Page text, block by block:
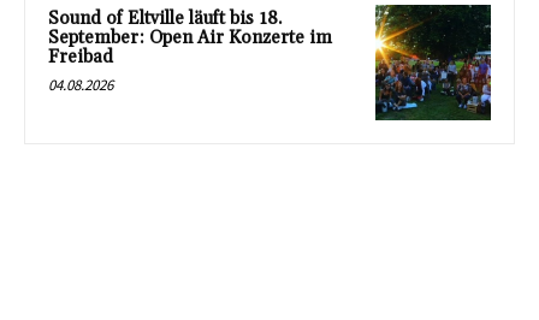
Sound of Eltville läuft bis 18.
September: Open Air Konzerte im
Freibad
04.08.2026